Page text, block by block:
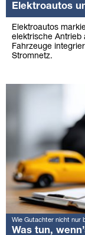
Elektroautos
Elektroautos
elektrische Antrieb
Fahrzeuge
Stromnetz.
Wie Gutachter nicht nur
Was tun,